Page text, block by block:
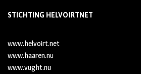
STICHTING HELVOIRTNET
www.helvoirt.net
www.haaren.nu
www.vught.nu